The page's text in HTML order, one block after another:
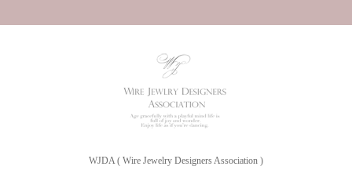
WJDA ( Wire Jewelry Designers Association )